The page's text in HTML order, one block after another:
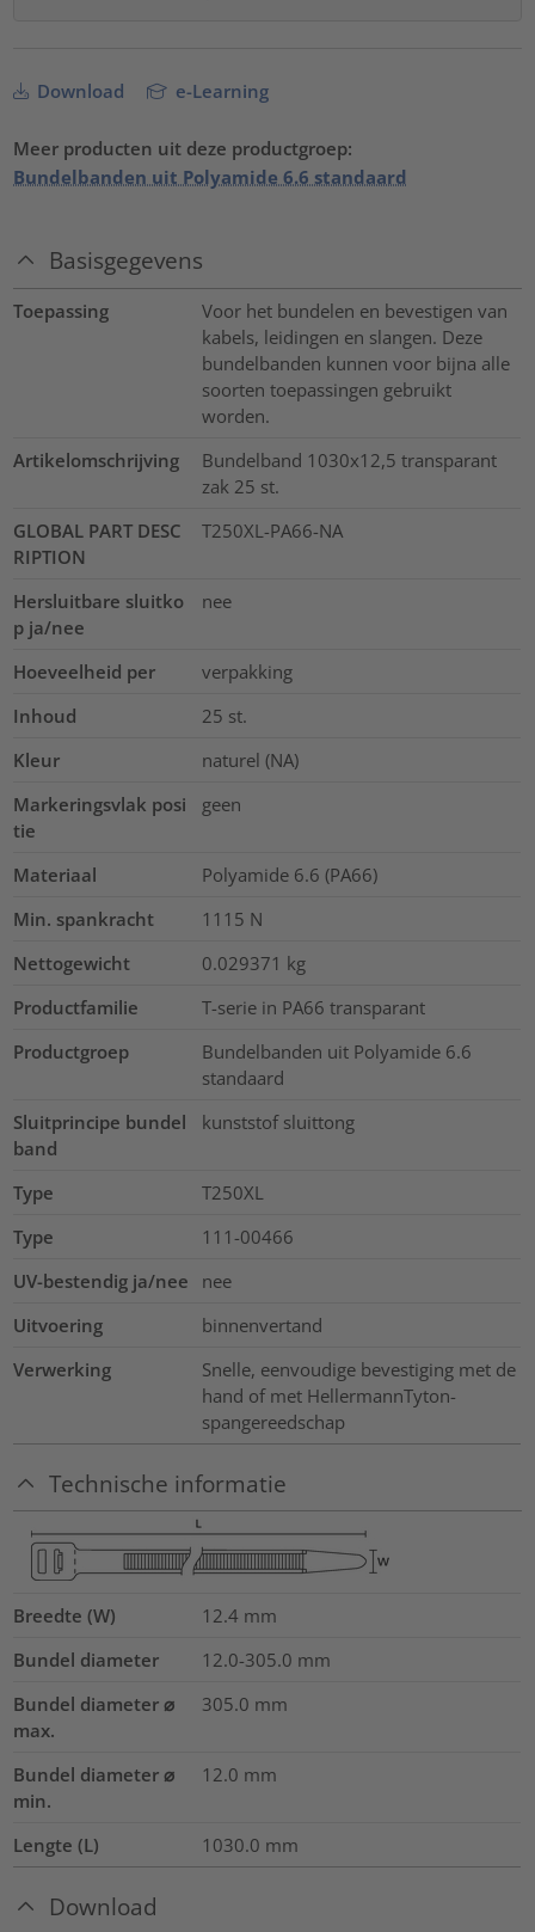
Download e-Learning
Meer producten uit deze productgroep:
Bundelbanden uit Polyamide 6.6 standaard
Basisgegevens
Toepassing
Voor het bundelen en bevestigen van
kabels, leidingen en slangen. Deze
bundelbanden kunnen voor bijna alle
soorten toepassingen gebruikt
worden.
Artikelomschrijving
Bundelband 1030x12,5 transparant
zak 25 st.
GLOBAL PART DESC
RIPTION
T250XL-PA66-NA
Hersluitbare sluitko
p ja/nee
nee
Hoeveelheid per
verpakking
Inhoud
25 st.
Kleur
naturel (NA)
Markeringsvlak posi
tie
geen
Materiaal
Polyamide 6.6 (PA66)
Min. spankracht
1115 N
Nettogewicht
0.029371 kg
Productfamilie
T-serie in PA66 transparant
Productgroep
Bundelbanden uit Polyamide 6.6
standaard
Sluitprincipe bundel
band
kunststof sluittong
Type
T250XL
Type
111-00466
UV-bestendig ja/nee
nee
Uitvoering
binnenvertand
Verwerking
Snelle, eenvoudige bevestiging met de
hand of met HellermannTyton-
spangereedschap
Technische informatie
Breedte (W) 12.4 mm
Bundel diameter
12.0-305.0 mm
Bundel diameter ⌀
max.
305.0 mm
Bundel diameter ⌀
min.
12.0 mm
Lengte (L) 1030.0 mm
Download